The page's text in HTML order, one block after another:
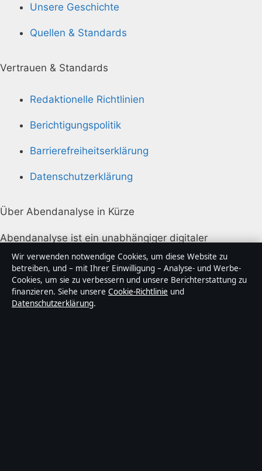
Unsere Geschichte
Quellen & Standards
Vertrauen & Standards
Redaktionelle Richtlinien
Berichtigungspolitik
Barrierefreiheitserklärung
Datenschutzerklärung
Über Abendanalyse in Kürze
Abendanalyse ist ein unabhängiger digitaler
Nachrichtenanbieter mit Fokus auf Politik, Wirtschaft,
Technik und Gesellschaft in Deutschland. Jeder Artikel
trägt eine Byline, wird von einem Redakteur geprüft
und vor der Veröffentlichung faktengecheckt.
Wir verwenden notwendige Cookies, um diese Website zu
betreiben, und – mit Ihrer Einwilligung – Analyse- und Werbe-
Cookies, um sie zu verbessern und unsere Berichterstattung zu
finanzieren. Siehe unsere Cookie-Richtlinie und
Datenschutzerklärung.